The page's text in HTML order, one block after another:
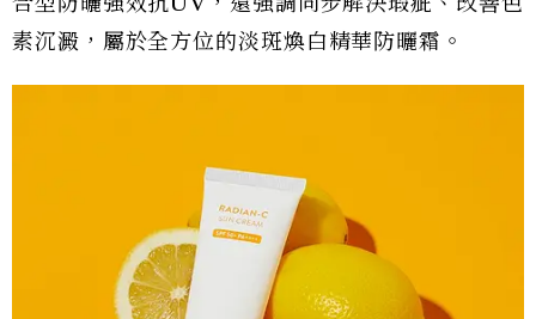
素沉澱，屬於全方位的淡斑煥白精華防曬霜。